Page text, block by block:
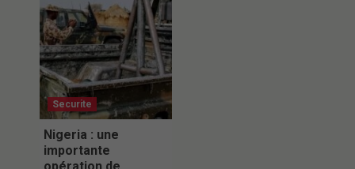
Securite
Nigeria : une
importante